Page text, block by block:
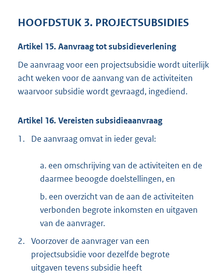
HOOFDSTUK 3. PROJECTSUBSIDIES
Artikel 15. Aanvraag tot subsidieverlening
De aanvraag voor een projectsubsidie wordt uiterlijk
acht weken voor de aanvang van de activiteiten
waarvoor subsidie wordt gevraagd, ingediend.
Artikel 16. Vereisten subsidieaanvraag
1.
De aanvraag omvat in ieder geval:
a. een omschrijving van de activiteiten en de
daarmee beoogde doelstellingen, en
b. een overzicht van de aan de activiteiten
verbonden begrote inkomsten en uitgaven
van de aanvrager.
2. Voorzover de aanvrager van een
projectsubsidie voor dezelfde begrote
uitgaven tevens subsidie heeft